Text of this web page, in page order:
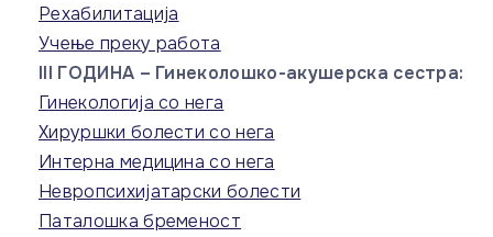
Рехабилитација
Учење преку работа
III ГОДИНА – Гинеколошко-акушерска сестра:
Гинекологија со нега
Хируршки болести со нега
Интерна медицина со нега
Невропсихијатарски болести
Паталошка бременост